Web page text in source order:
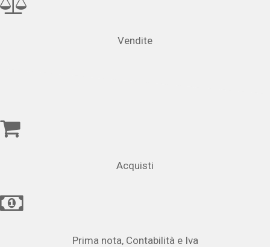
Vendite
Acquisti
Prima nota, Contabilità e Iva